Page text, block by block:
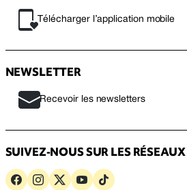
Télécharger l’application mobile
NEWSLETTER
Recevoir les newsletters
SUIVEZ-NOUS SUR LES RÉSEAUX